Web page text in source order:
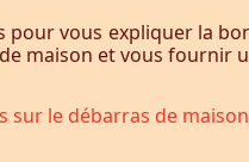
pour vous expliquer la
maison et vous fournir
sur le débarras de maison